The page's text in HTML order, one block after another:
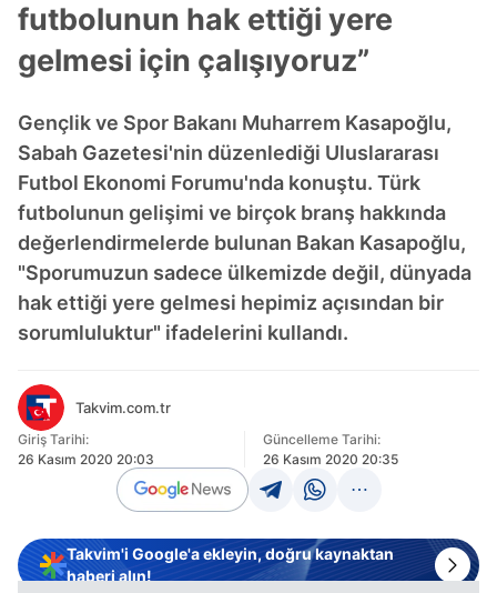
futbolunun hak ettiği yere
gelmesi için çalışıyoruz”
Gençlik ve Spor Bakanı Muharrem Kasapoğlu,
Sabah Gazetesi'nin düzenlediği Uluslararası
Futbol Ekonomi Forumu'nda konuştu. Türk
futbolunun gelişimi ve birçok branş hakkında
değerlendirmelerde bulunan Bakan Kasapoğlu,
"Sporumuzun sadece ülkemizde değil, dünyada
hak ettiği yere gelmesi hepimiz açısından bir
sorumluluktur" ifadelerini kullandı.
Takvim.com.tr
Giriş Tarihi:
26 Kasım 2020 20:03
Güncelleme Tarihi:
26 Kasım 2020 20:35
Takvim'i Google'a ekleyin, doğru kaynaktan
haberi alın!